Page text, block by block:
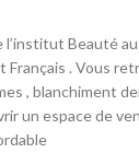
Beauté
. Vous
, blanchiment
un espace de